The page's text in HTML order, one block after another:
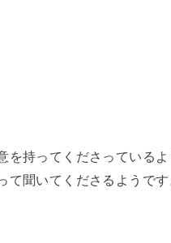
を持ってくださっている
聞いてくださるようです